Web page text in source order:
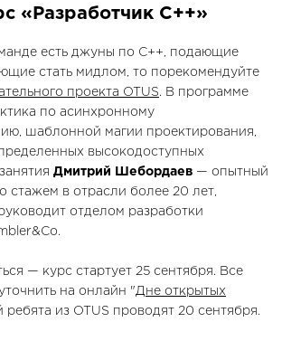
«Разработчик С++»
есть джуны по С++, подающие
стать мидлом, то порекомендуйте
проекта OTUS. В программе
по асинхронному
шаблонной магии проектирования,
высокодоступных
Дмитрий Шебордаев — опытный
стажем в отрасли более 20 лет,
отделом разработки
— курс стартует 25 сентября. Все
на онлайн "Дне открытых
ребята из OTUS проводят 20 сентября.